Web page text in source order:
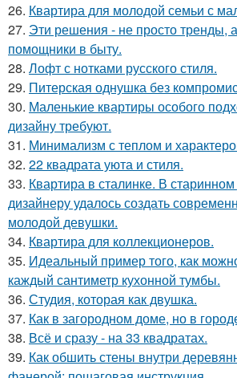
26. Квартира для молодой семьи с
27. Эти решения - не просто тренды,
помощники в быту.
28. Лофт с нотками русского стиля.
29. Питерская однушка без
30. Маленькие квартиры особого
дизайну требуют.
31. Минимализм с теплом и
32. 22 квадрата уюта и стиля.
33. Квартира в сталинке. В
дизайнеру удалось создать
молодой девушки.
34. Квартира для коллекционеров.
35. Идеальный пример того, как
каждый сантиметр кухонной тумбы.
36. Студия, которая как двушка.
37. Как в загородном доме, но в
38. Всё и сразу - на 33 квадратах.
39. Как обшить стены внутри